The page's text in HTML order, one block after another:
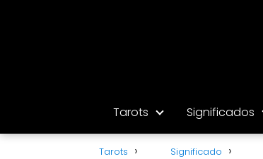
Tarots Significados
Tarots Significado